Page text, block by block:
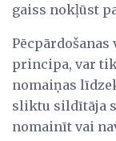
gaiss nokļūst
Pēcpārdošanas
principa, var
nomaiņas
sliktu sildītāja
nomainīt vai